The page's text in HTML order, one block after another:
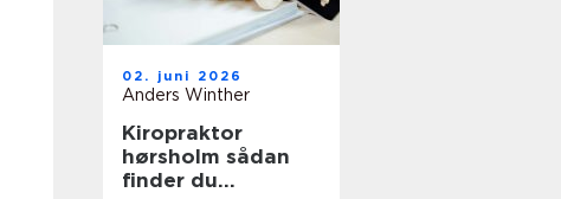
02. juni 2026
Anders Winther
Kiropraktor
hørsholm sådan
finder du